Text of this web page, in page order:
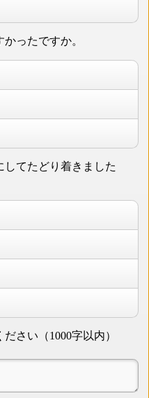
ったですか。
てたどり着きました
さい（1000字以内）